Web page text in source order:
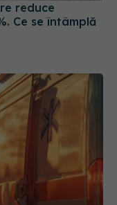
reduce
Ce se întâmplă